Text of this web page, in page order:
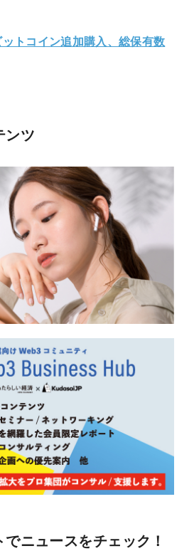
トコイン追加購入、総保有数
ンツ
ニュースをチェック！